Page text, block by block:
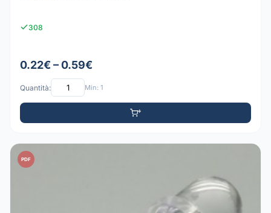
308
0.22€ – 0.59€
Quantità: Min: 1
PDF